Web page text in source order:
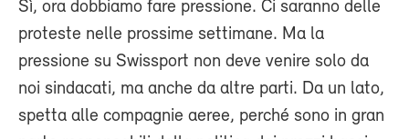
Sì, ora dobbiamo fare pressione. Ci saranno delle
proteste nelle prossime settimane. Ma la
pressione su Swissport non deve venire solo da
noi sindacati, ma anche da altre parti. Da un lato,
spetta alle compagnie aeree, perché sono in gran